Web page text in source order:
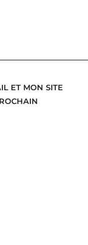
ET MON SITE